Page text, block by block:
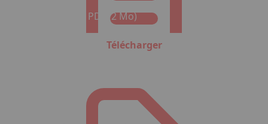
Format : PDF (2 Mo)
Télécharger